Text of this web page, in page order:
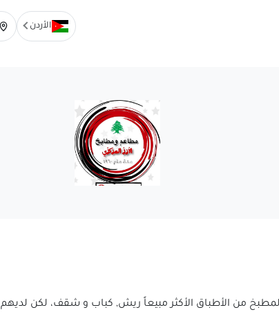
الأردن
من الأطباق الأكثر مبيعاً ريش, كباب و شقف، لكن لديهم